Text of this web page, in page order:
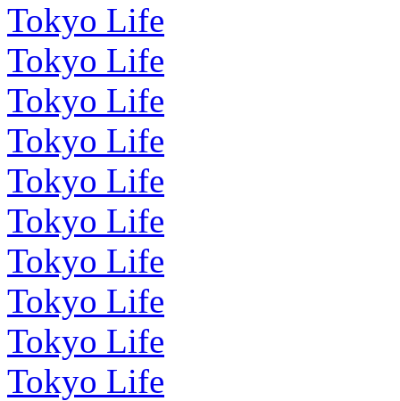
Tokyo Life
Tokyo Life
Tokyo Life
Tokyo Life
Tokyo Life
Tokyo Life
Tokyo Life
Tokyo Life
Tokyo Life
Tokyo Life